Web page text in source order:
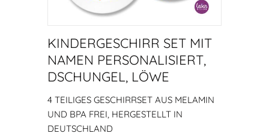
KINDERGESCHIRR SET MIT
NAMEN PERSONALISIERT,
DSCHUNGEL, LÖWE
4 TEILIGES GESCHIRRSET AUS MELAMIN
UND BPA FREI, HERGESTELLT IN
DEUTSCHLAND